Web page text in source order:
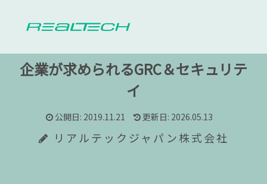
企業が求められるGRC＆セキュリテ
イ
公開日: 2019.11.21 更新日: 2026.05.13
リアルテックジャパン株式会社